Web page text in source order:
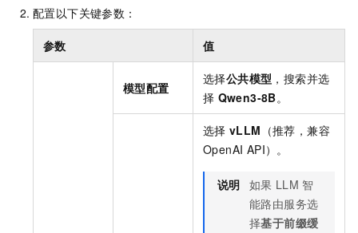
配置以下关键参数：
参数 值
模型配置
选择公共模型 ，搜索并选
择 Qwen3-8B。
选择 vLLM （推荐，兼容
OpenAI API）。
说明 如果 LLM 智
能路由服务选
择基于前缀缓